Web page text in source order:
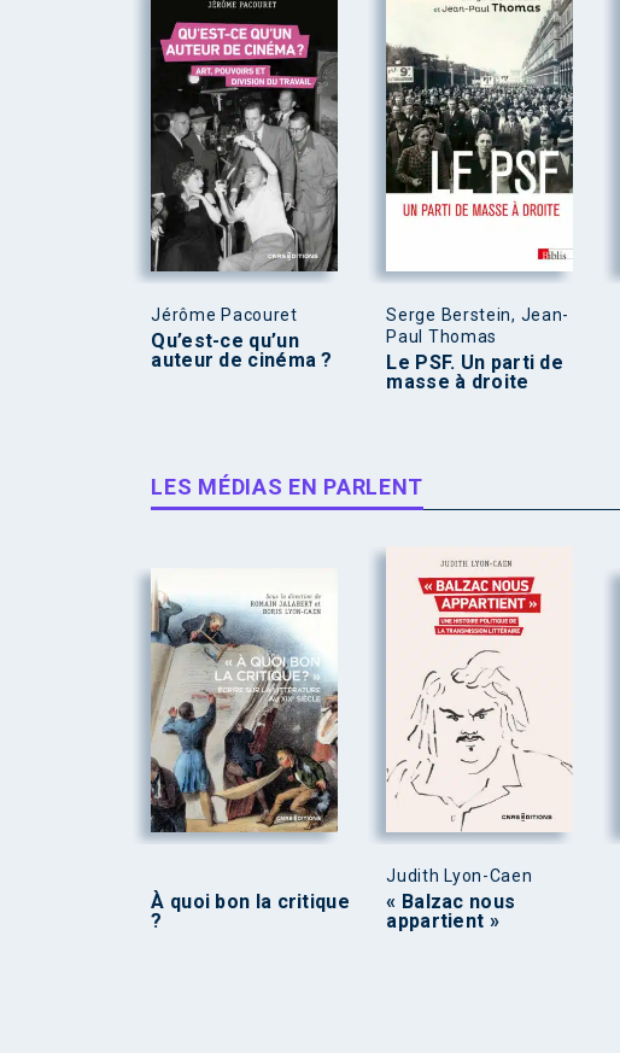
Jérôme Pacouret
Qu’est-ce qu’un
auteur de cinéma ?
Serge Berstein, Jean-
Paul Thomas
Le PSF. Un parti de
masse à droite
LES MÉDIAS EN PARLENT
À quoi bon la critique
?
Judith Lyon-Caen
« Balzac nous
appartient »